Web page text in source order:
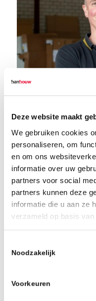
Deze website maakt
We gebruiken cookies
personaliseren, om
en om ons
informatie over uw
partners voor social
partners kunnen deze
informatie die u aan ze
verzameld op basis
Noodzakelijk
Voorkeuren
ROB
Coördinator Logistiek
Terug naar Ons Team
Binnen de afdeling